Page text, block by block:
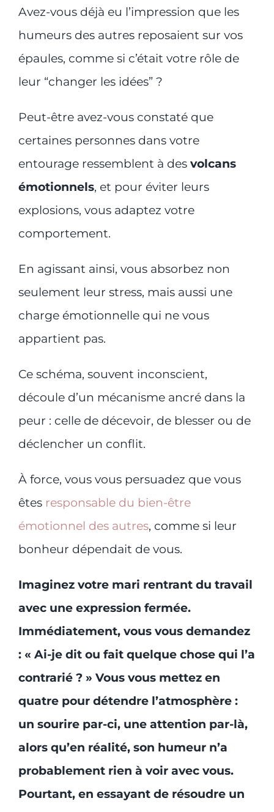
Avez-vous déjà eu l’impression que les
humeurs des autres reposaient sur vos
épaules, comme si c’était votre rôle de
leur “changer les idées” ?
Peut-être avez-vous constaté que
certaines personnes dans votre
entourage ressemblent à des volcans
émotionnels, et pour éviter leurs
explosions, vous adaptez votre
comportement.
En agissant ainsi, vous absorbez non
seulement leur stress, mais aussi une
charge émotionnelle qui ne vous
appartient pas.
Ce schéma, souvent inconscient,
découle d’un mécanisme ancré dans la
peur : celle de décevoir, de blesser ou de
déclencher un conflit.
À force, vous vous persuadez que vous
êtesresponsable du bien-être
émotionnel des autres, comme si leur
bonheur dépendait de vous.
Imaginez votre mari rentrant du travail
avec une expression fermée.
Immédiatement, vous vous demandez
: « Ai-je dit ou fait quelque chose qui l’a
contrarié ? » Vous vous mettez en
quatre pour détendre l’atmosphère :
un sourire par-ci, une attention par-là,
alors qu’en réalité, son humeur n’a
probablement rien à voir avec vous.
Pourtant, en essayant de résoudre un